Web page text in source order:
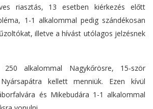
riasztás, 13 esetben kiérkezés előtt
1-1 alkalommal pedig szándékosan
illetve a hívást utólagos jelzésnek
alkalommal Nagykőrösre, 15-ször
kellett menniük. Ezen kívül
és Mikebudára 1-1 alkalommal